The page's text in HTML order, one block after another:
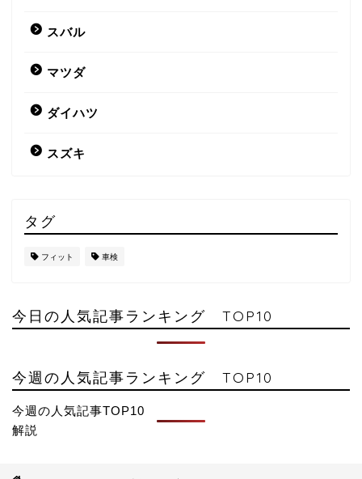
スバル
マツダ
ダイハツ
スズキ
タグ
フィット 車検
今日の人気記事ランキング TOP10
今週の人気記事ランキング TOP10
今週の人気記事TOP10
解説